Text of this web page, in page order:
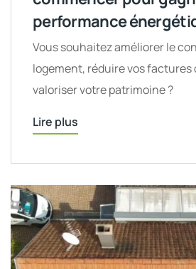
performance
Vous souhaitez améliorer le
logement, réduire vos factures
valoriser votre patrimoine ?
Lire plus